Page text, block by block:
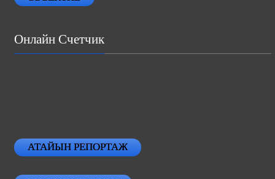
Онлайн Счетчик